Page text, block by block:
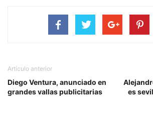
Artículo anterior
Diego Ventura, anunciado en
grandes vallas publicitarias
es